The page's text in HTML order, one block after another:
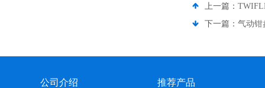
上一篇：
下一篇： 气动钳
公司介绍 推荐产品